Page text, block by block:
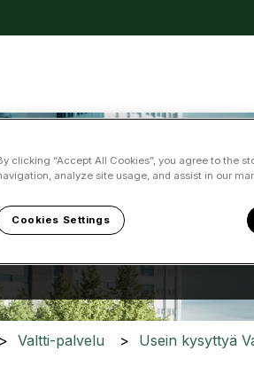
Kuinka voimme
ei ole, koska hakukenttä
Valtti-palvelu Usein kysyttyä
clicking “Accept All Cookies”, you agree to the
analyze site usage, and assist in our
Cookies Settings